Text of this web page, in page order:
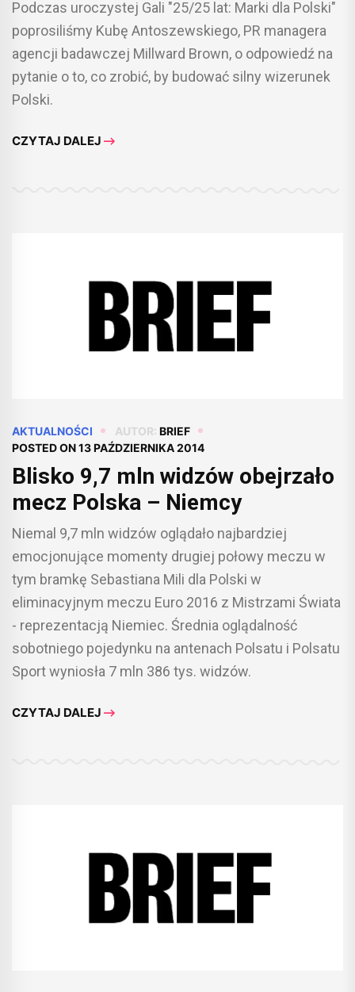
Podczas uroczystej Gali "25/25 lat: Marki dla Polski"
poprosiliśmy Kubę Antoszewskiego, PR managera
agencji badawczej Millward Brown, o odpowiedź na
pytanie o to, co zrobić, by budować silny wizerunek
Polski.
CZYTAJ DALEJ
AKTUALNOŚCI AUTOR: BRIEF
POSTED ON13 PAŹDZIERNIKA 2014
Blisko 9,7 mln widzów obejrzało
mecz Polska – Niemcy
Niemal 9,7 mln widzów oglądało najbardziej
emocjonujące momenty drugiej połowy meczu w
tym bramkę Sebastiana Mili dla Polski w
eliminacyjnym meczu Euro 2016 z Mistrzami Świata
- reprezentacją Niemiec. Średnia oglądalność
sobotniego pojedynku na antenach Polsatu i Polsatu
Sport wyniosła 7 mln 386 tys. widzów.
CZYTAJ DALEJ